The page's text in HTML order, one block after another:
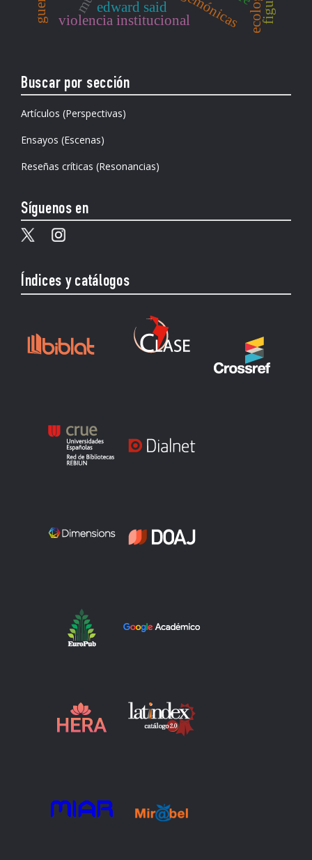
violencia institucional
edward said
Buscar por sección
Artículos (Perspectivas)
Ensayos (Escenas)
Reseñas críticas (Resonancias)
Síguenos en
Índices y catálogos